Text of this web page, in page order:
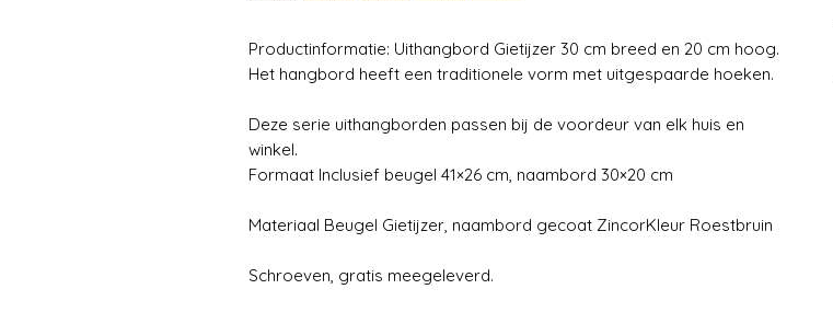
Productinformatie: Uithangbord Gietijzer 30 cm breed en 20 cm hoog.
Het hangbord heeft een traditionele vorm met uitgespaarde hoeken.
Deze serie uithangborden passen bij de voordeur van elk huis en
winkel.
Formaat Inclusief beugel 41×26 cm, naambord 30×20 cm
Materiaal Beugel Gietijzer, naambord gecoat ZincorKleur Roestbruin
Schroeven, gratis meegeleverd.